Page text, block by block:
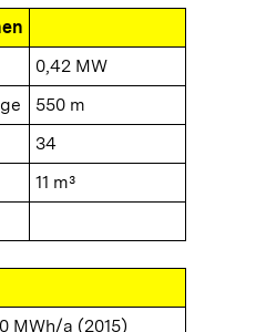
0,42 MW
550 m
34
11 m³
MWh/a (2015)